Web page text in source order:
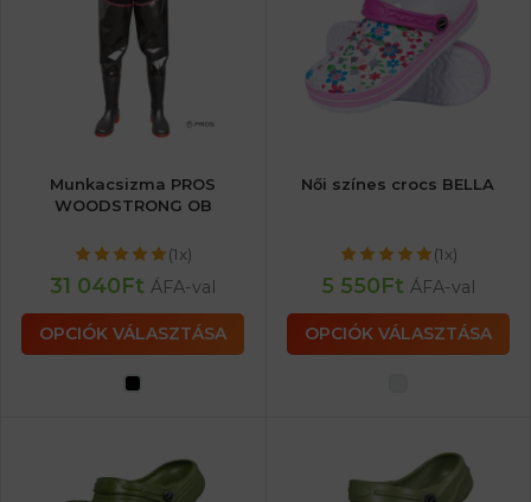
Munkacsizma PROS
WOODSTRONG OB
(1x)
31 040Ft ÁFA-val
OPCIÓK VÁLASZTÁSA
Női színes crocs BELLA
(1x)
5 550Ft ÁFA-val
OPCIÓK VÁLASZTÁSA